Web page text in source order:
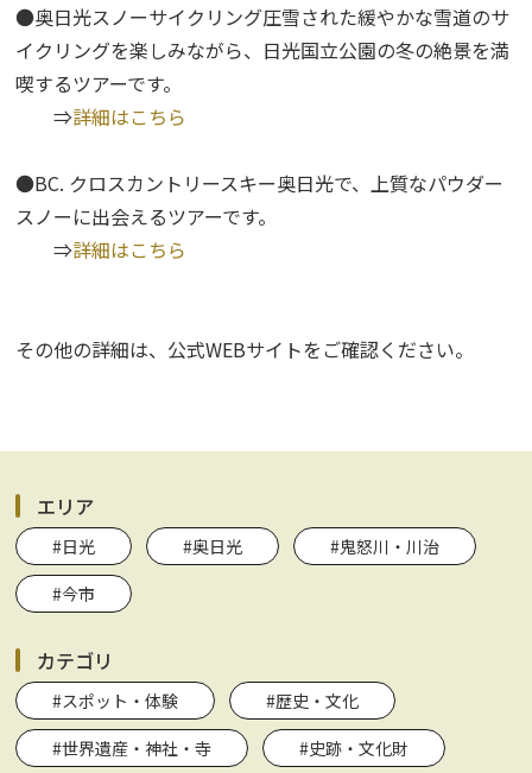
●奥日光スノーサイクリング圧雪された緩やかな雪道のサ
イクリングを楽しみながら、日光国立公園の冬の絶景を満
喫するツアーです。
⇒詳細はこちら
●BC. クロスカントリースキー奥日光で、上質なパウダー
スノーに出会えるツアーです。
⇒詳細はこちら
その他の詳細は、公式WEBサイトをご確認ください。
エリア
#日光 #奥日光
#鬼怒川・川治
#今市
カテゴリ
#スポット・体験
#歴史・文化
#世界遺産・神社・寺
#史跡・文化財